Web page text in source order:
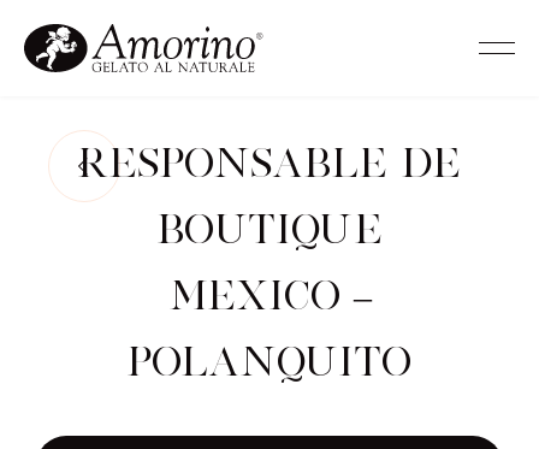
Responsable de
Boutique
Mexico –
Polanquito